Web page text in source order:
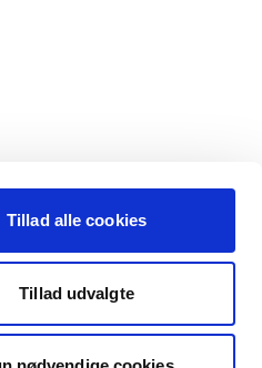
Tillad alle cookies
Tillad udvalgte